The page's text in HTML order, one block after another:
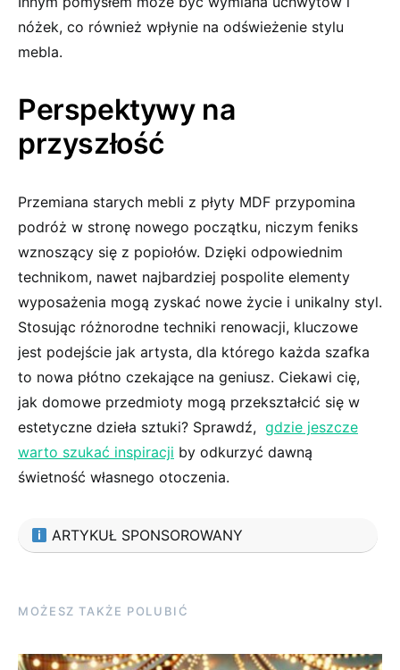
nóżek, co również wpłynie na odświeżenie stylu
mebla.
Perspektywy na
przyszłość
Przemiana starych mebli‌ z płyty MDF przypomina
podróż w stronę nowego początku, niczym feniks
wznoszący się‌ z popiołów. Dzięki odpowiednim
technikom, nawet ‍najbardziej pospolite⁤ elementy⁣
wyposażenia ‌mogą zyskać nowe życie i unikalny styl.
Stosując różnorodne techniki renowacji, kluczowe
jest podejście jak artysta, dla którego każda ‌szafka
to nowa płótno ‌czekające na geniusz. Ciekawi cię,​
jak domowe przedmioty mogą przekształcić się⁣ w
estetyczne dzieła sztuki? Sprawdź, ⁣ gdzie ⁤jeszcze
‍warto szukać inspiracji by odkurzyć dawną
⁣świetność ⁢własnego otoczenia.
ARTYKUŁ SPONSOROWANY
MOŻESZ TAKŻE POLUBIĆ